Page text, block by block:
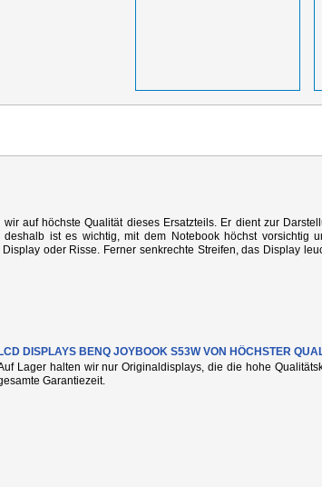
auf höchste Qualität dieses Ersatzteils. Er dient zur
ist es wichtig, mit dem Notebook höchst vorsichtig
oder Risse. Ferner senkrechte Streifen, das Display
LCD DISPLAYS BENQ JOYBOOK S53W VON HÖCHSTER
Lager halten wir nur Originaldisplays, die die hohe
Garantiezeit.